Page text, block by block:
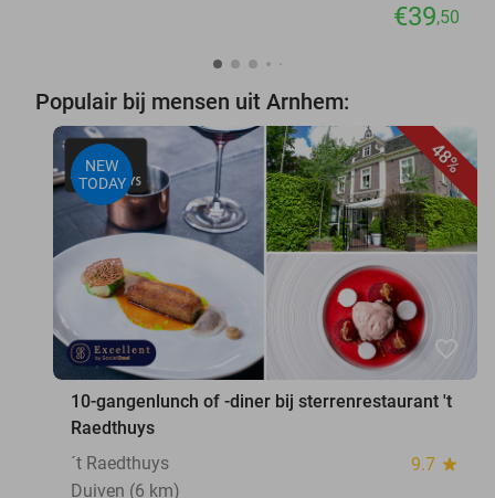
€39,50
Populair bij mensen uit Arnhem:
48%
NEW
TODAY
favorite_border
10-gangenlunch of -diner bij sterrenrestaurant 't
Raedthuys
´t Raedthuys
9.7 star
Duiven (6 km)